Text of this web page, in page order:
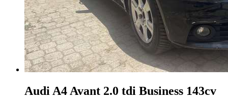
Audi A4 Avant 2.0 tdi Business 143cv